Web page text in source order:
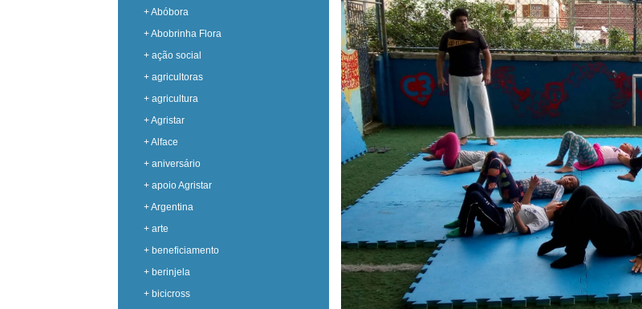
+ Abóbora
+ Abobrinha Flora
+ ação social
+ agricultoras
+ agricultura
+ Agristar
+ Alface
+ aniversário
+ apoio Agristar
+ Argentina
+ arte
+ beneficiamento
+ berinjela
+ bicicross